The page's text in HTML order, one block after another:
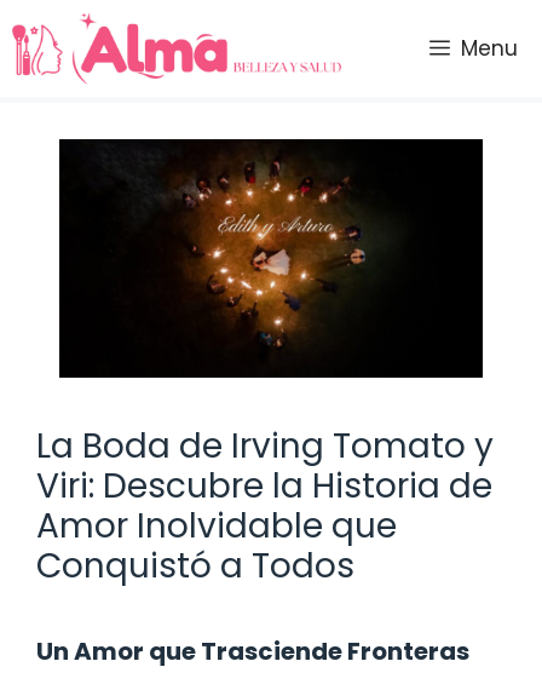
Saltar
al
contenido
Menu
La Boda de Irving Tomato y
Viri: Descubre la Historia de
Amor Inolvidable que
Conquistó a Todos
Un Amor que Trasciende Fronteras